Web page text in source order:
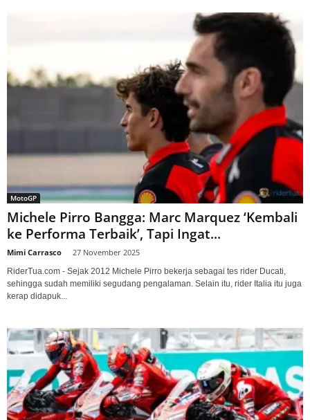
MotoGP
Michele Pirro Bangga: Marc Marquez ‘Kembali
ke Performa Terbaik’, Tapi Ingat...
Mimi Carrasco 27 November 2025
RiderTua.com - Sejak 2012 Michele Pirro bekerja sebagai tes rider Ducati,
sehingga sudah memiliki segudang pengalaman. Selain itu, rider Italia itu juga
kerap didapuk...